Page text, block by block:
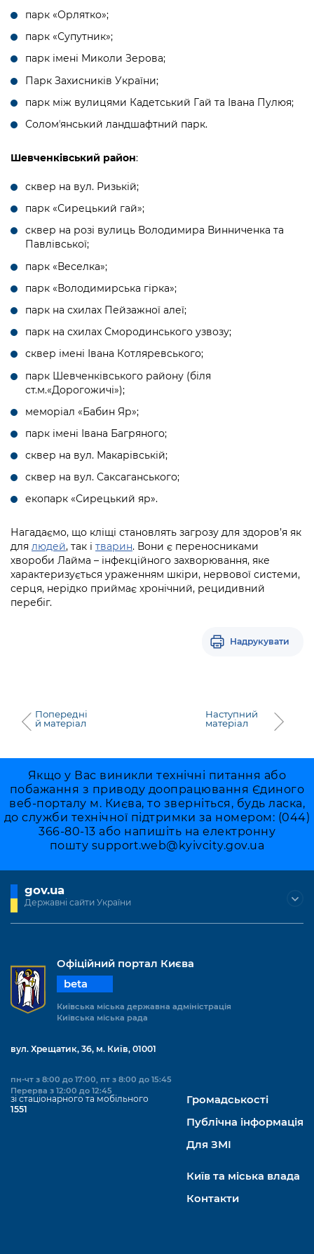
парк «Орлятко»;
парк «Супутник»;
парк імені Миколи Зерова;
Парк Захисників України;
парк між вулицями Кадетський Гай та Івана Пулюя;
Соломʼянський ландшафтний парк.
Шевченківський район:
сквер на вул. Ризькій;
парк «Сирецький гай»;
сквер на розі вулиць Володимира Винниченка та
Павлівської;
парк «Веселка»;
парк «Володимирська гірка»;
парк на схилах Пейзажної алеї;
парк на схилах Смородинського узвозу;
сквер імені Івана Котляревського;
парк Шевченківського району (біля
ст.м.«Дорогожичі»);
меморіал «Бабин Яр»;
парк імені Івана Багряного;
сквер на вул. Макарівській;
сквер на вул. Саксаганського;
екопарк «Сирецький яр».
Нагадаємо, що кліщі становлять загрозу для здоров’я як
для людей, так і тварин. Вони є переносниками
хвороби Лайма – інфекційного захворювання, яке
характеризується ураженням шкіри, нервової системи,
серця, нерідко приймає хронічний, рецидивний
перебіг.
Надрукувати
Попередні
й матеріал
Наступний
матеріал
Якщо у Вас виникли технічні питання або
побажання з приводу доопрацювання Єдиного
веб-порталу м. Києва, то зверніться, будь ласка,
до служби технічної підтримки за номером: (044)
366-80-13 або напишіть на електронну
пошту support.web@kyivcity.gov.ua
gov.ua
Державні сайти України
Офіційний портал Києва
beta
Київська міська державна адміністрація
Київська міська рада
вул. Хрещатик, 36, м. Київ, 01001
пн-чт з 8:00 до 17:00, пт з 8:00 до 15:45
Перерва з 12:00 до 12:45
зі стаціонарного та мобільного
1551
Громадськості
Публічна інформація
Для ЗМІ
Київ та міська влада
Контакти